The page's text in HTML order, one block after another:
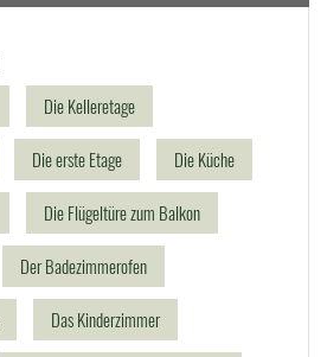
Die Kelleretage
Die erste Etage Die Küche
Die Flügeltüre zum Balkon
Der Badezimmerofen
Das Kinderzimmer